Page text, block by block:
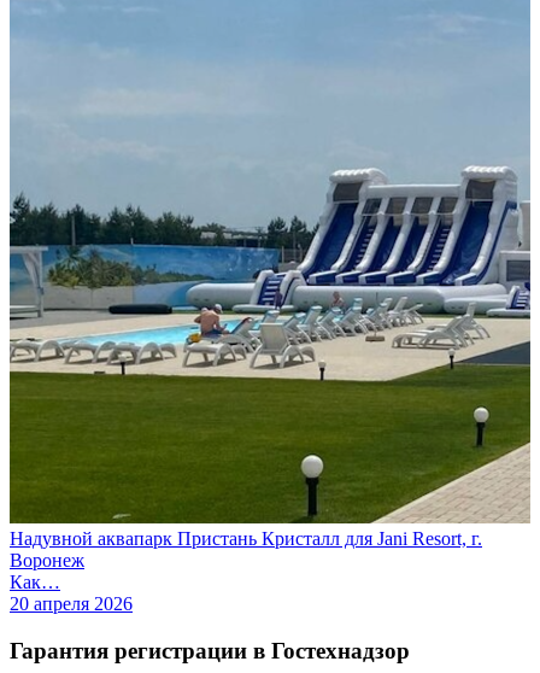
Надувной аквапарк Пристань Кристалл для Jani Resort, г.
Воронеж
Как…
20 апреля 2026
Гарантия регистрации в Гостехнадзор